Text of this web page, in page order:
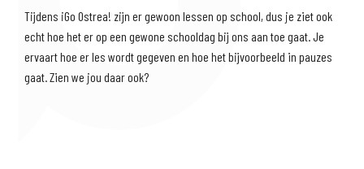
Tijdens ¡Go Ostrea! zijn er gewoon lessen op school, dus je ziet ook
echt hoe het er op een gewone schooldag bij ons aan toe gaat. Je
ervaarthoe er les wordt gegeven en hoe het bijvoorbeeld in pauzes
gaat. Zien we jou daar ook?